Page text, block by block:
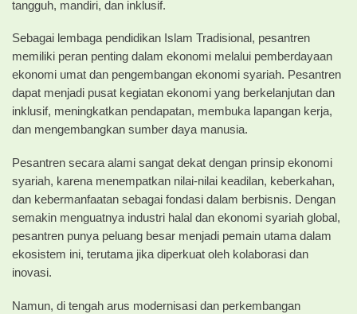
tangguh, mandiri, dan inklusif.
Sebagai lembaga pendidikan Islam Tradisional, pesantren
memiliki peran penting dalam ekonomi melalui pemberdayaan
ekonomi umat dan pengembangan ekonomi syariah. Pesantren
dapat menjadi pusat kegiatan ekonomi yang berkelanjutan dan
inklusif, meningkatkan pendapatan, membuka lapangan kerja,
dan mengembangkan sumber daya manusia.
Pesantren secara alami sangat dekat dengan prinsip ekonomi
syariah, karena menempatkan nilai-nilai keadilan, keberkahan,
dan kebermanfaatan sebagai fondasi dalam berbisnis. Dengan
semakin menguatnya industri halal dan ekonomi syariah global,
pesantren punya peluang besar menjadi pemain utama dalam
ekosistem ini, terutama jika diperkuat oleh kolaborasi dan
inovasi.
Namun, di tengah arus modernisasi dan perkembangan